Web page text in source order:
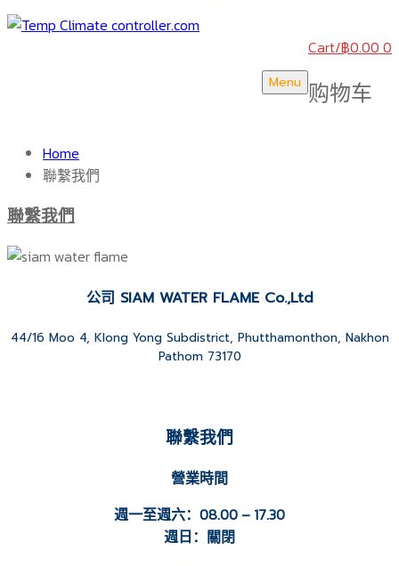
Menu
Cart/฿0.00 0
购物车
Home
聯繫我們
聯繫我們
公司 SIAM WATER FLAME Co.,Ltd
44/16 Moo 4, Klong Yong Subdistrict, Phutthamonthon, Nakhon
Pathom 73170
聯繫我們
營業時間
週一至週六：08.00 – 17.30
週日：關閉